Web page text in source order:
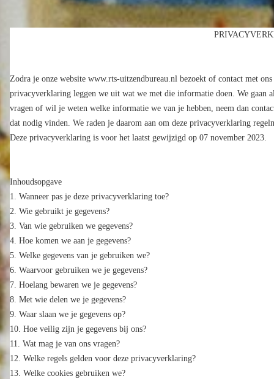
Zodra je onze website www.rts-uitzendbureau.nl bezoekt of contact met
privacyverklaring leggen we uit wat we met die informatie doen. We
vragen of wil je weten welke informatie we van je hebben, neem dan
dat nodig vinden. We raden je daarom aan om deze privacyverklaring
Deze privacyverklaring is voor het laatst gewijzigd op 07 november 2023.
Inhoudsopgave
Wanneer pas je deze privacyverklaring toe?
Wie gebruikt je gegevens?
Van wie gebruiken we gegevens?
Hoe komen we aan je gegevens?
Welke gegevens van je gebruiken we?
Waarvoor gebruiken we je gegevens?
Hoelang bewaren we je gegevens?
Met wie delen we je gegevens?
Waar slaan we je gegevens op?
Hoe veilig zijn je gegevens bij ons?
Wat mag je van ons vragen?
Welke regels gelden voor deze privacyverklaring?
Welke cookies gebruiken we?